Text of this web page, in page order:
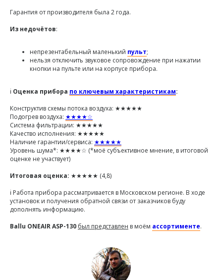
Гарантия от производителя была 2 года.
Из недочётов:
непрезентабельный маленький пульт;
нельзя отключить звуковое сопровождение при нажатии
кнопки на пульте или на корпусе прибора.
ℹ️ Оценка прибора по ключевым характеристикам:
Конструктив схемы потока воздуха: ★★★★★
Подогрев воздуха: ★★★★☆
Система фильтрации: ★★★★★
Качество исполнения: ★★★★★
Наличие гарантии/сервиса: ★★★★★
Уровень шума*: ★★★★☆ (*моё субъективное мнение, в итоговой
оценке не участвует)
Итоговая оценка: ★★★★★ (4,8)
ℹ️ Работа прибора рассматривается в Московском регионе. В ходе
установок и получения обратной связи от заказчиков буду
дополнять информацию.
Ballu ONEAIR ASP-130 был представлен в моём ассортименте.